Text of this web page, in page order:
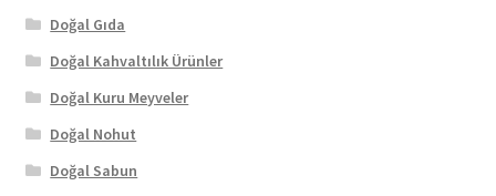
Doğal Gıda
Doğal Kahvaltılık Ürünler
Doğal Kuru Meyveler
Doğal Nohut
Doğal Sabun